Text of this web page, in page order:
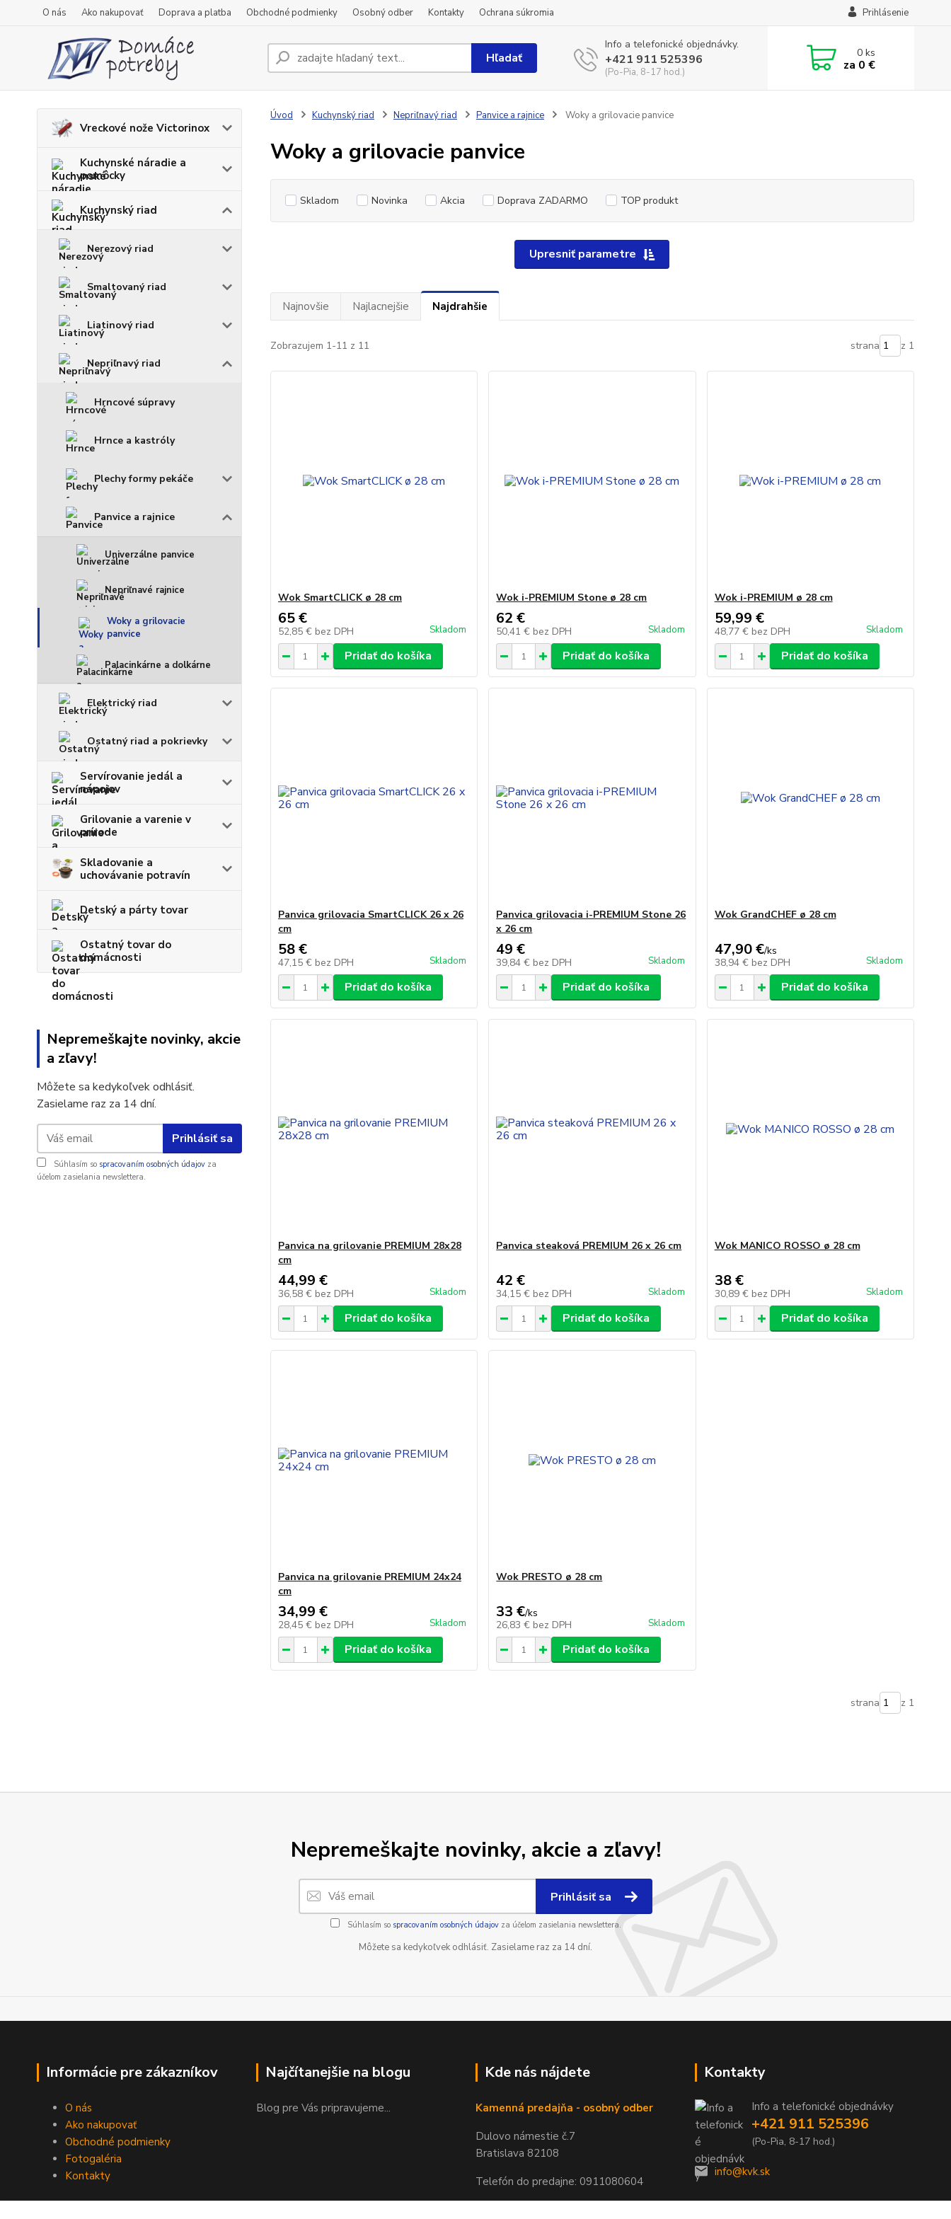
O nás Ako nakupovať Doprava a platba Obchodné podmienky Osobný odber Kontakty Ochrana súkromia Prihlásenie
Hľadať
Info a telefonické objednávky.
+421 911 525396
(Po-Pia, 8-17 hod.)
0ks
za 0 €
Vreckové nože Victorinox
Kuchynské náradie a
pomôcky
Kuchynský riad
Nerezový riad
Smaltovaný riad
Liatinový riad
Nepriľnavý riad
Hrncové súpravy
Hrnce a kastróly
Plechy formy pekáče
Panvice a rajnice
Univerzálne panvice
Nepriľnavé rajnice
Woky a grilovacie
panvice
Palacinkárne a dolkárne
Elektrický riad
Ostatný riad a pokrievky
Servírovanie jedál a
nápojov
Grilovanie a varenie v
prírode
Skladovanie a
uchovávanie potravín
Detský a párty tovar
Ostatný tovar do
domácnosti
Nepremeškajte novinky, akcie
a zľavy!
Môžete sa kedykoľvek odhlásiť.
Zasielame raz za 14 dní.
Prihlásiť sa
Súhlasím so spracovaním osobných údajov za
účelom zasielania newslettera.
Úvod Kuchynský riad Nepriľnavý riad Panvice a rajnice Woky a grilovacie panvice
Woky a grilovacie panvice
Upresniť parametre
Skladom Novinka Akcia Doprava ZADARMO TOP produkt
Najnovšie Najlacnejšie Najdrahšie
Zobrazujem 1-11 z 11 strana z 1
Wok SmartCLICK ø 28 cm
65 €
52,85 € bez DPH Skladom
Pridať do košíka
Wok i-PREMIUM Stone ø 28 cm
62 €
50,41 € bez DPH Skladom
Pridať do košíka
Wok i-PREMIUM ø 28 cm
59,99 €
48,77 € bez DPH Skladom
Pridať do košíka
Panvica grilovacia SmartCLICK 26 x 26
cm
58 €
47,15 € bez DPH Skladom
Pridať do košíka
Panvica grilovacia i-PREMIUM Stone 26
x 26 cm
49 €
39,84 € bez DPH Skladom
Pridať do košíka
Wok GrandCHEF ø 28 cm
47,90 €/ks
38,94 € bez DPH Skladom
Pridať do košíka
Panvica na grilovanie PREMIUM 28x28
cm
44,99 €
36,58 € bez DPH Skladom
Pridať do košíka
Panvica steaková PREMIUM 26 x 26 cm
42 €
34,15 € bez DPH Skladom
Pridať do košíka
Wok MANICO ROSSO ø 28 cm
38 €
30,89 € bez DPH Skladom
Pridať do košíka
Panvica na grilovanie PREMIUM 24x24
cm
34,99 €
28,45 € bez DPH Skladom
Pridať do košíka
Wok PRESTO ø 28 cm
33 €/ks
26,83 € bez DPH Skladom
Pridať do košíka
strana z 1
Nepremeškajte novinky, akcie a zľavy!
Prihlásiť sa
Súhlasím so spracovaním osobných údajovza účelom zasielania newslettera.
Môžete sa kedykoľvek odhlásiť. Zasielame raz za 14 dní.
Informácie pre zákazníkov
O nás
Ako nakupovať
Obchodné podmienky
Fotogaléria
Kontakty
Najčítanejšie na blogu
Blog pre Vás pripravujeme...
Kde nás nájdete
Kamenná predajňa - osobný odber
Dulovo námestie č.7
Bratislava 82108
Telefón do predajne: 0911080604
Kontakty
Info a telefonické objednávky
+421 911 525396
(Po-Pia, 8-17 hod.)
info@kvk.sk